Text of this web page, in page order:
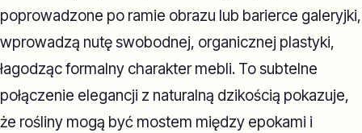
poprowadzone po ramie obrazu lub barierce galeryjki,
wprowadzą nutę swobodnej, organicznej plastyki,
łagodząc formalny charakter mebli. To subtelne
połączenie elegancji z naturalną dzikością pokazuje,
że rośliny mogą być mostem między epokami i